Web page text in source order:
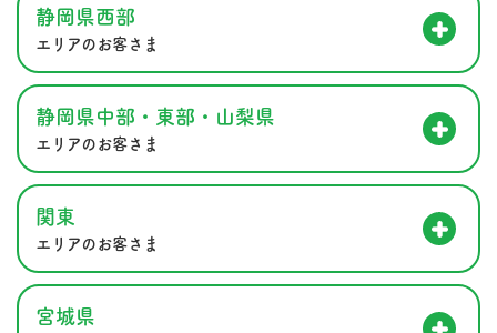
静岡県西部
エリアのお客さま
静岡県中部・東部・山梨県
エリアのお客さま
関東
エリアのお客さま
宮城県